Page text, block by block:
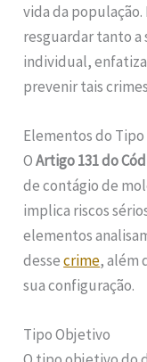
vida da população.
resguardar tanto a
individual,
prevenir tais
Elementos do Tipo
OArtigo 131 do
de contágio de
implica riscos
elementos
dessecrime, além
sua configuração.
Tipo Objetivo